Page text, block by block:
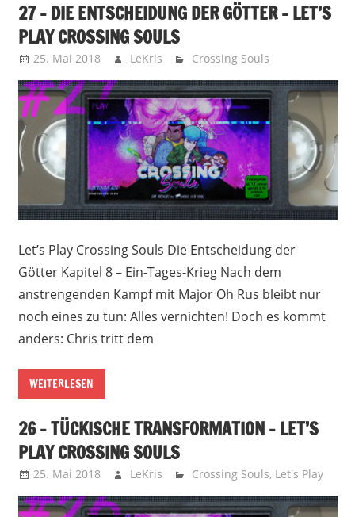
27 – DIE ENTSCHEIDUNG DER GÖTTER – LET’S
PLAY CROSSING SOULS
25. Mai 2018 LeKris Crossing Souls
Let’s Play Crossing Souls Die Entscheidung der
Götter Kapitel 8 – Ein-Tages-Krieg Nach dem
anstrengenden Kampf mit Major Oh Rus bleibt nur
noch eines zu tun: Alles vernichten! Doch es kommt
anders: Chris tritt dem
WEITERLESEN
26 – TÜCKISCHE TRANSFORMATION – LET’S
PLAY CROSSING SOULS
25. Mai 2018 LeKris Crossing Souls, Let's Play